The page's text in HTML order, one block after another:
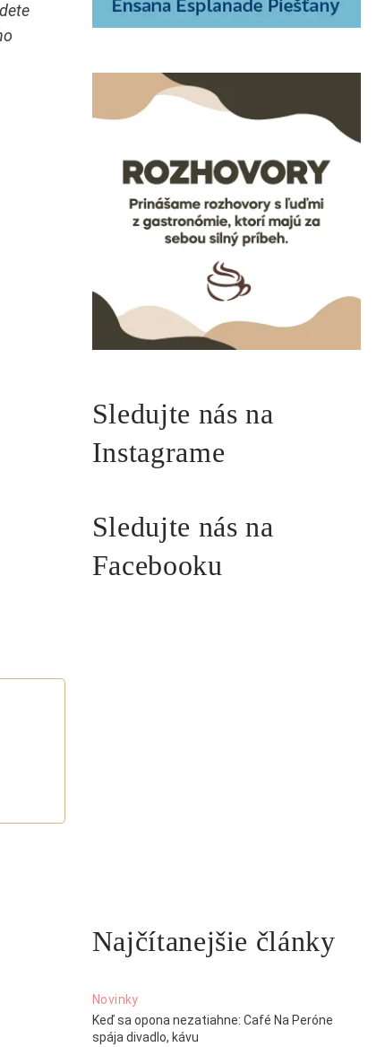
Sledujte nás na
Instagrame
Sledujte nás na
Facebooku
Najčítanejšie články
Novinky
Keď sa opona nezatiahne: Café Na Peróne
spája divadlo, kávu